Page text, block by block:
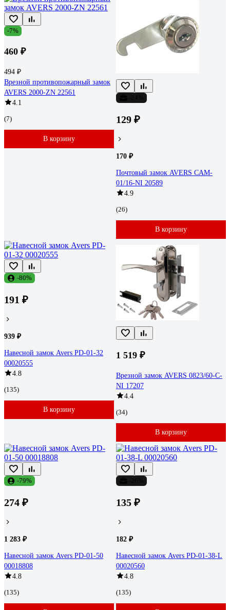
-7%
460 ₽
494 ₽
Врезной противопожарный замок
AVERS 2000-ZN 22561
4.1
(7)
В корзину
129 ₽
170 ₽
Почтовый замок AVERS CAM-
01/16-NI 20589
4.9
(26)
В корзину
-80%
191 ₽
939 ₽
Навесной замок Avers PD-01-32
00020555
4.8
(135)
В корзину
1 519 ₽
Врезной замок AVERS 0823/60-C-
NI 17207
4.4
(34)
В корзину
-79%
274 ₽
1 283 ₽
Навесной замок Avers PD-01-50
00018808
4.8
(135)
135 ₽
182 ₽
Навесной замок Avers PD-01-38-L
00020560
4.8
(135)